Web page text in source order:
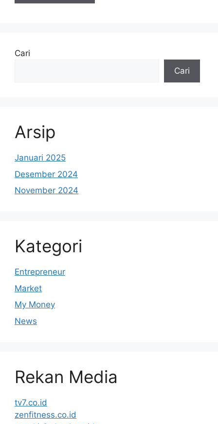
Cari
Cari
Arsip
Januari 2025
Desember 2024
November 2024
Kategori
Entrepreneur
Market
My Money
News
Rekan Media
tv7.co.id
zenfitness.co.id